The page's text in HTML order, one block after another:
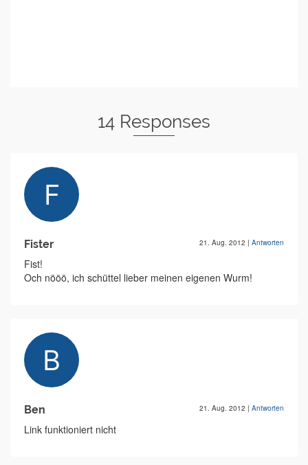
14 Responses
Fister 21. Aug. 2012 | Antworten
Fist!
Och nööö, ich schüttel lieber meinen eigenen Wurm!
Ben 21. Aug. 2012 | Antworten
Link funktioniert nicht